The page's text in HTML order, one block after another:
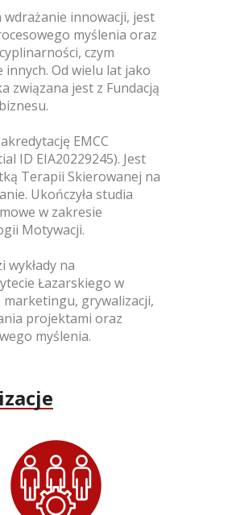
wdrażanie innowacji, jest
myślenia oraz
czym
innych. Od wielu lat jako
związana jest z Fundacją
EMCC
ID EIA20229245). Jest
Terapii Skierowanej na
Ukończyła studia
w zakresie
Motywacji.
wykłady na
Łazarskiego w
marketingu, grywalizacji,
projektami oraz
myślenia.